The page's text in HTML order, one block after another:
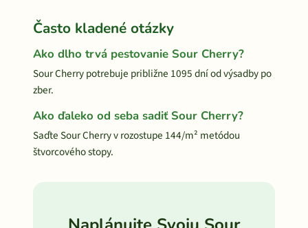
Často kladené otázky
Ako dlho trvá pestovanie Sour Cherry?
Sour Cherry potrebuje približne 1095 dní od výsadby po
zber.
Ako ďaleko od seba sadiť Sour Cherry?
Saďte Sour Cherry v rozostupe 144/m² metódou
štvorcového stopy.